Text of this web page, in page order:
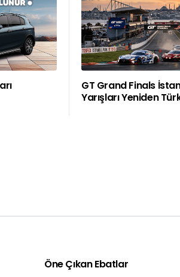
GT Grand Finals
Yarışları Yeniden
Öne Çıkan Ebatlar